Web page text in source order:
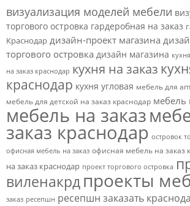
визуализация моделей мебели
торгового островка гардеробная на заказ
Краснодар дизайн-проект магазина
торгового островка дизайн магазина
на заказ краснодар кухня на заказ
краснодар кухня угловая мебель для
мебель для детской на заказ краснодар мебель
мебель на заказ
заказ краснодар островок
офисная мебель на заказ офисная мебель на заказ
на заказ краснодар проект торгового островка
виленакрдпроекты
заказ ресепшн ресепшн заказать